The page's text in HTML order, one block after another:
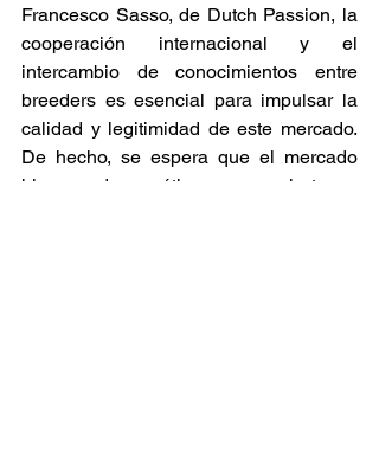
Francesco Sasso, de Dutch Passion, la
cooperación internacional y el
intercambio de conocimientos entre
breeders es esencial para impulsar la
calidad y legitimidad de este mercado.
De hecho, se espera que el mercado
hispano de genéticas se convierta en